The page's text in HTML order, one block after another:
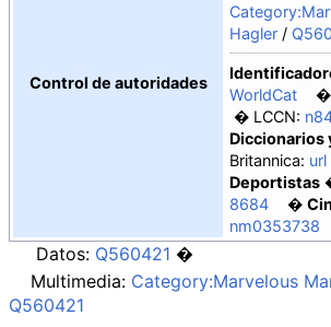
Control de autoridades
Hagler/
WorldCat
LCCN:
Diccionarios
Britannica: url
Deportistas
8684
nm0353738
Datos: Q560421
Multimedia: Category:Marvelous
Q560421